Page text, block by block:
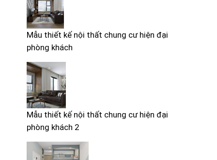
Mẫu thiết kế nội thất chung cư hiện đại
phòng khách
Mẫu thiết kế nội thất chung cư hiện đại
phòng khách 2